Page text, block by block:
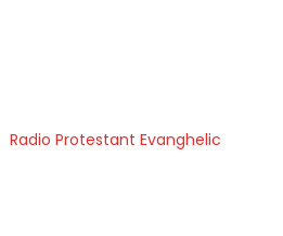
Radio Protestant Evanghelic